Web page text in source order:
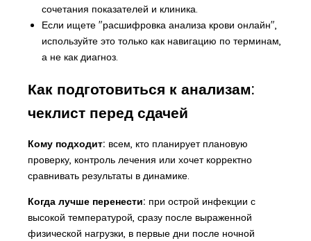
сочетания показателей и клиника.
Если ищете "расшифровка анализа крови онлайн",
используйте это только как навигацию по терминам,
а не как диагноз.
Как подготовиться к анализам:
чеклист перед сдачей
Кому подходит: всем, кто планирует плановую
проверку, контроль лечения или хочет корректно
сравнивать результаты в динамике.
Когда лучше перенести: при острой инфекции с
высокой температурой, сразу после выраженной
физической нагрузки, в первые дни после ночной